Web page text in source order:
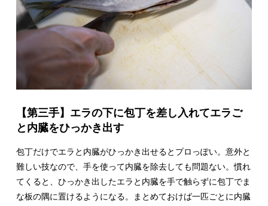
【第三手】エラの下に包丁を差し入れてエラご
と内臓をひっかき出す
包丁だけでエラと内臓がひっかき出せるとプロっぽい。意外と
難しい技なので、手を使って内臓を除去しても問題ない。慣れ
てくると、ひっかき出したエラと内臓を手で触らずに包丁でま
な板の隅に置けるようになる。まとめておけば一匹ごとに内臓